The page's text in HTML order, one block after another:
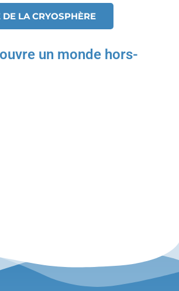
DE LA CRYOSPHÈRE
un monde hors-